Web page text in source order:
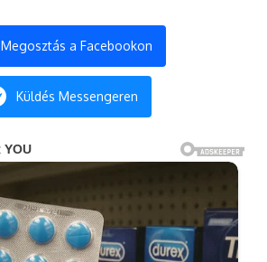
Megosztás a Facebookon
Küldés Messengeren